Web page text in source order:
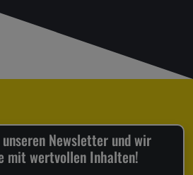
Newsletter und wir
mit wertvollen Inhalten!